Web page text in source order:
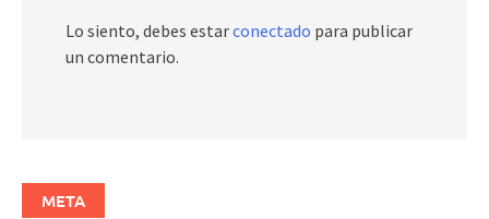
Lo siento, debes estarconectado para publicar
un comentario.
META